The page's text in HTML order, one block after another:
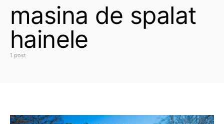
masina de spalat
hainele
1 post